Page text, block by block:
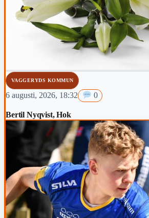
VAGGERYDS KOMMUN
6 augusti, 2026, 18:32 0
Bertil Nyqvist, Hok